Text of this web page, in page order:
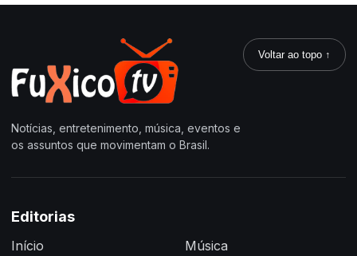
Notícias, entretenimento, música, eventos e
os assuntos que movimentam o Brasil.
Voltar ao topo ↑
Editorias
Início Música